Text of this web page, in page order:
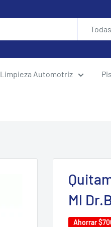
Limpieza Automotriz
Ml
Ahorrar